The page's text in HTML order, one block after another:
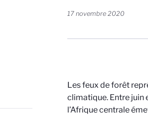
17 novembre 2020
Les feux de forêt
climatique. Entre juin
l’Afrique centrale